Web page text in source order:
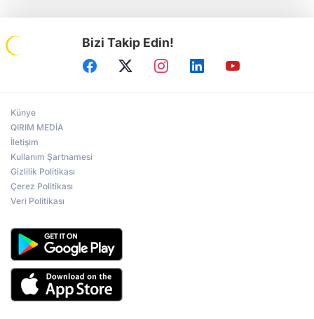
Bizi Takip Edin!
Künye
QIRIM MEDİA
İletişim
Kullanım Şartnamesi
Gizlilik Politikası
Çerez Politikası
Veri Politikası